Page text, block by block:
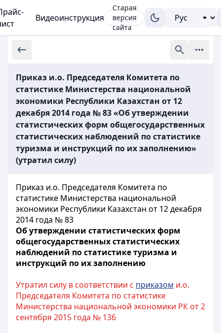
Видеоинструкция
Старая
версия
сайта
Приказ и.о. Председателя Комитета по
статистике Министерства национальной
экономики Республики Казахстан от 12
декабря 2014 года № 83 «Об утверждении
статистических форм общегосударственных
статистических наблюдений по статистике
туризма и инструкций по их заполнению»
(утратил силу)
Приказ и.о. Председателя Комитета по
статистике Министерства национальной
экономики Республики Казахстан от 12 декабря
2014 года № 83
Об утверждении статистических форм
общегосударственных статистических
наблюдений по статистике туризма и
инструкций по их заполнению
Утратил силу в соответствии с приказом и.о.
Председателя Комитета по статистике
Министерства национальной экономики РК от 2
сентября 2015 года № 136